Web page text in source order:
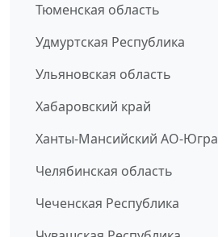
Тюменская область
Удмуртская Республика
Ульяновская область
Хабаровский край
Ханты-Мансийский АО-Югра
Челябинская область
Чеченская Республика